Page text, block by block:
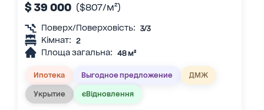
$ 39 000 ($807/м²)
Поверх/Поверховість: 3/3
Кімнат: 2
Площа загальна: 48 м²
Ипотека Выгодное предложение ДМЖ
Укрытие єВідновлення